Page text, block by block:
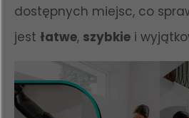
dostępnych miejsc, co
jest łatwe, szybkie i